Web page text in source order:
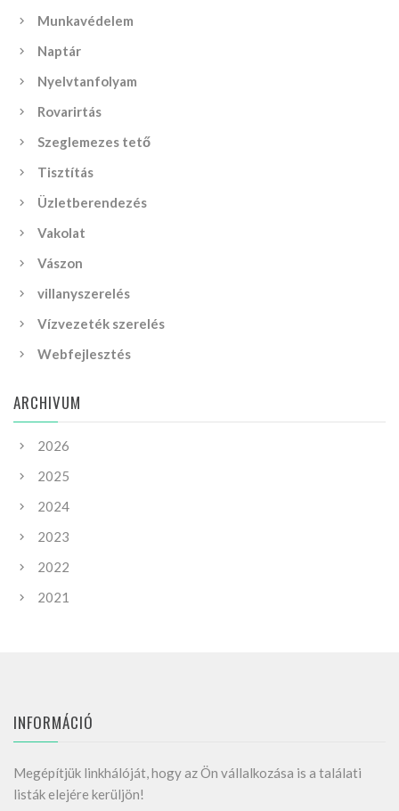
Munkavédelem
Naptár
Nyelvtanfolyam
Rovarirtás
Szeglemezes tető
Tisztítás
Üzletberendezés
Vakolat
Vászon
villanyszerelés
Vízvezeték szerelés
Webfejlesztés
ARCHIVUM
2026
2025
2024
2023
2022
2021
INFORMÁCIÓ
Megépítjük linkhálóját, hogy az Ön vállalkozása is a találati
listák elejére kerüljön!